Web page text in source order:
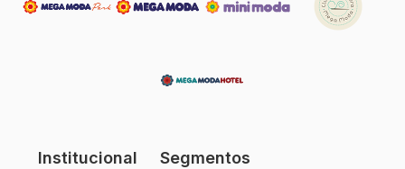
Institucional Segmentos